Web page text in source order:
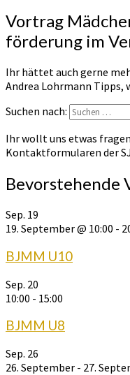
Vortrag
förderung im
Ihr hättet auch gerne
Andrea Lohrmann Tipps,
Suchen nach:
Ihr wollt uns etwas
Kontaktformularen der
Bevorstehende
Sep. 19
19. September @ 10:00 -
BJMM U10
Sep. 20
10:00 - 15:00
BJMM U8
Sep. 26
26. September - 27.